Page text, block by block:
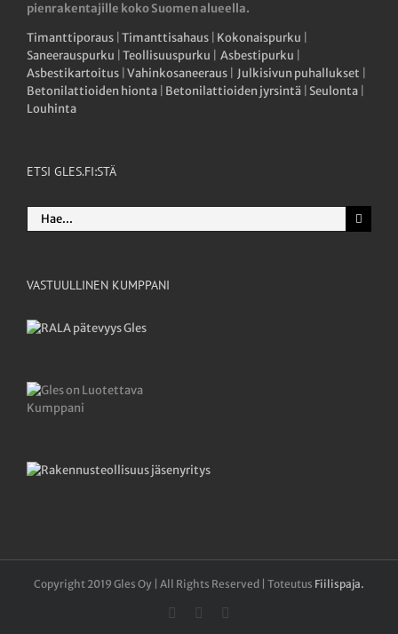
pienrakentajille koko Suomen alueella.
Timanttiporaus Timanttisahaus Kokonaispurku
Saneerauspurku Teollisuuspurku Asbestipurku
Asbestikartoitus Vahinkosaneeraus Julkisivun puhallukset
Betonilattioiden hionta Betonilattioiden jyrsintä Seulonta
Louhinta
ETSI GLES.FI:STÄ
Etsi
...
VASTUULLINEN KUMPPANI
Copyright 2019 Gles Oy | All Rights Reserved | Toteutus Fiilispaja.
FacebookYouTube